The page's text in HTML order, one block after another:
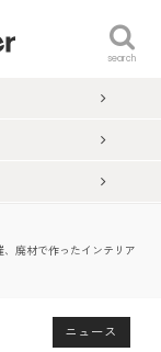
search
廃材で作ったインテリア
ニュース